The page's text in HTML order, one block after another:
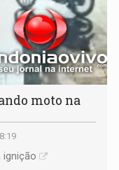
moto na
ignição